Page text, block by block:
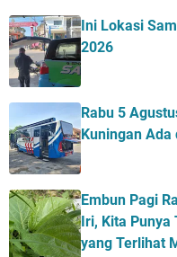
Ini Lokasi
2026
Rabu 5
Kuningan Ada
Embun Pagi
Iri, Kita Punya
yang Terlihat